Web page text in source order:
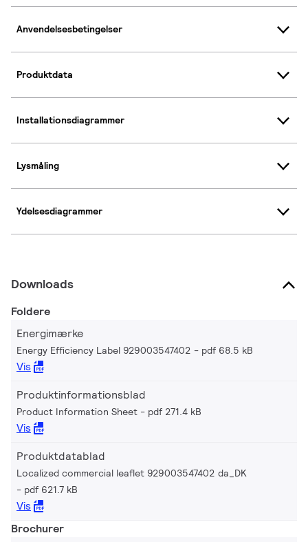
Anvendelsesbetingelser
Produktdata
Installationsdiagrammer
Lysmåling
Ydelsesdiagrammer
Downloads
Foldere
Energimærke
Energy Efficiency Label 929003547402 pdf 68.5 kB
Vis
Produktinformationsblad
Product Information Sheet pdf 271.4 kB
Vis
Produktdatablad
Localized commercial leaflet 929003547402 da_DK
pdf 621.7 kB
Vis
Brochurer